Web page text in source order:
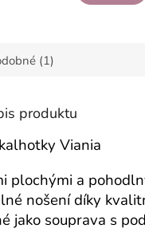
(1)
produktu
Viania
plochými a
nošení díky
jako souprava s